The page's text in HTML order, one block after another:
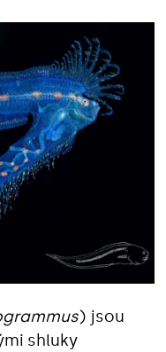
) jsou
shluky